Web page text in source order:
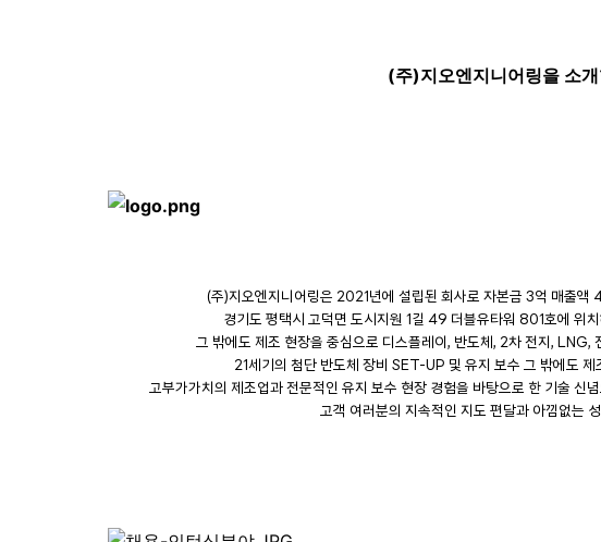
(주)지오엔지니어링을 소
(주)지오엔지니어링은 2021년에 설립된 회사로 자본금 3억 매출액
경기도 평택시 고덕면 도시지원 1길 49 더블유타워 801호에 위
그 밖에도 제조 현장을 중심으로 디스플레이, 반도체, 2차 전지, LNG,
21세기의 첨단 반도체 장비 SET-UP 및 유지 보수 그 밖에도
고부가가치의 제조업과 전문적인 유지 보수 현장 경험을 바탕으로 한 기술 신
고객 여러분의 지속적인 지도 편달과 아낌없는